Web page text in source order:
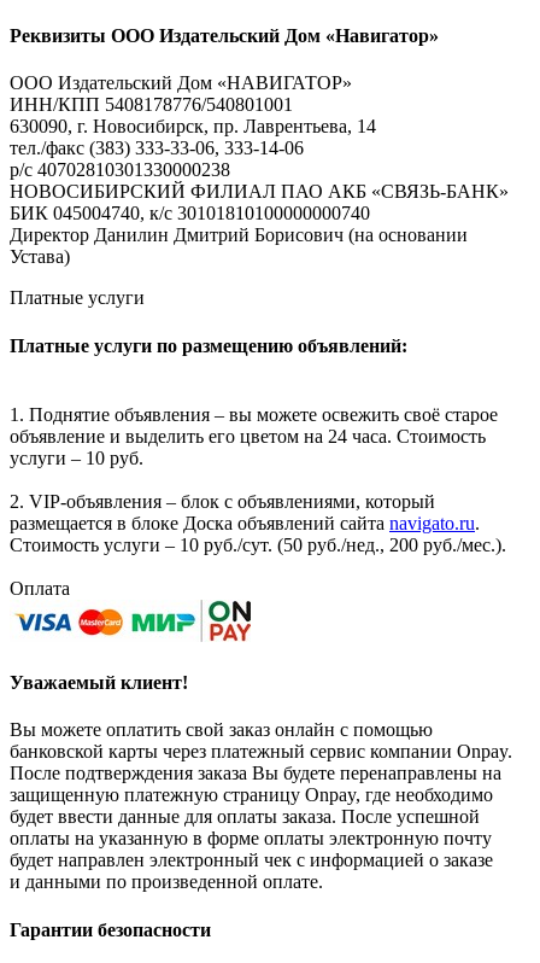
Реквизиты ООО Издательский Дом «Навигатор»
ООО Издательский Дом «НАВИГАТОР»
ИНН/КПП 5408178776/540801001
630090, г. Новосибирск, пр. Лаврентьева, 14
тел./факс (383) 333-33-06, 333-14-06
р/с 40702810301330000238
НОВОСИБИРСКИЙ ФИЛИАЛ ПАО АКБ «СВЯЗЬ-БАНК»
БИК 045004740, к/с 30101810100000000740
Директор Данилин Дмитрий Борисович (на основании
Устава)
Платные услуги
Платные услуги по размещению объявлений:
1. Поднятие объявления – вы можете освежить своё старое
объявление и выделить его цветом на 24 часа. Стоимость
услуги – 10 руб.
2. VIP-объявления – блок с объявлениями, который
размещается в блоке Доска объявлений сайта navigato.ru.
Стоимость услуги – 10 руб./сут. (50 руб./нед., 200 руб./мес.).
Оплата
Уважаемый клиент!
Вы можете оплатить свой заказ онлайн с помощью
банковской карты через платежный сервис компании Onpay.
После подтверждения заказа Вы будете перенаправлены на
защищенную платежную страницу Onpay, где необходимо
будет ввести данные для оплаты заказа. После успешной
оплаты на указанную в форме оплаты электронную почту
будет направлен электронный чек с информацией о заказе
и данными по произведенной оплате.
Гарантии безопасности